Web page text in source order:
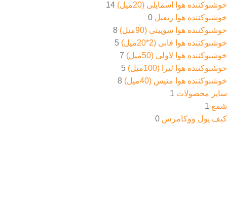
خوشبوکننده هوا اسمایلی (20میل)
14
خوشبوکننده هوا ریفیل 0
خوشبوکننده هوا سوییتی (90میل)
8
خوشبوکننده هوا فانی (2*20میل)
5
خوشبوکننده هوا لاولی (50میل)
7
خوشبوکننده هوا لیرا (100میل)
5
خوشبوکننده هوا متیس (40میل)
8
سایر محصولات 1
شمع 1
کیف پول ووکامرس 0